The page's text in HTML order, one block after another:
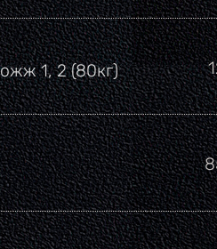
1, 2 (80кг)